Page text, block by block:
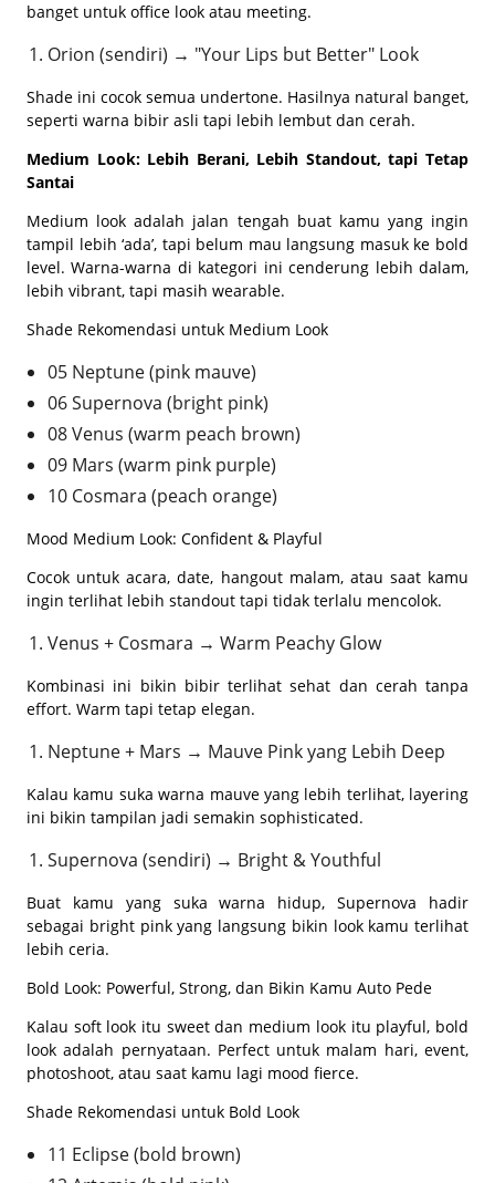
banget untuk office look atau meeting.
Orion (sendiri) → "Your Lips but Better" Look
Shade ini cocok semua undertone. Hasilnya natural banget,
seperti warna bibir asli tapi lebih lembut dan cerah.
Medium Look: Lebih Berani, Lebih Standout, tapi Tetap
Santai
Medium look adalah jalan tengah buat kamu yang ingin
tampil lebih ‘ada’, tapi belum mau langsung masuk ke bold
level. Warna-warna di kategori ini cenderung lebih dalam,
lebih vibrant, tapi masih wearable.
Shade Rekomendasi untuk Medium Look
05 Neptune (pink mauve)
06 Supernova (bright pink)
08 Venus (warm peach brown)
09 Mars (warm pink purple)
10 Cosmara (peach orange)
Mood Medium Look: Confident & Playful
Cocok untuk acara, date, hangout malam, atau saat kamu
ingin terlihat lebih standout tapi tidak terlalu mencolok.
Venus + Cosmara → Warm Peachy Glow
Kombinasi ini bikin bibir terlihat sehat dan cerah tanpa
effort. Warm tapi tetap elegan.
Neptune + Mars → Mauve Pink yang Lebih Deep
Kalau kamu suka warna mauve yang lebih terlihat, layering
ini bikin tampilan jadi semakin sophisticated.
Supernova (sendiri) → Bright & Youthful
Buat kamu yang suka warna hidup, Supernova hadir
sebagai bright pink yang langsung bikin look kamu terlihat
lebih ceria.
Bold Look: Powerful, Strong, dan Bikin Kamu Auto Pede
Kalau soft look itu sweet dan medium look itu playful, bold
look adalah pernyataan. Perfect untuk malam hari, event,
photoshoot, atau saat kamu lagi mood fierce.
Shade Rekomendasi untuk Bold Look
11 Eclipse (bold brown)